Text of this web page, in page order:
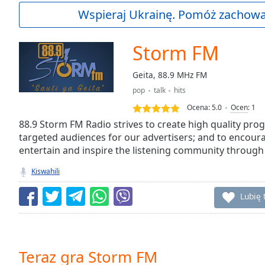
Current
Duration-:-
Stream
Seek to
currently
behind
Remaining
Time-
Wspieraj Ukrainę. Pomóż
Storm FM
Geita, 88.9 MHz FM
pop talk
hits
Ocena:5.0 Ocen: 1
88.9 Storm FM Radio strives to create high quality
targeted audiences for our advertisers; and to
entertain and inspire the listening community
Kiswahili
Lubię
Teraz gra Storm FM